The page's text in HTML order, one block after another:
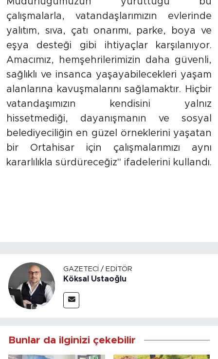
çalışmalarla, vatandaşlarımızın evlerinde
yalıtım, sıva, çatı onarımı, parke, boya ve
eşya desteği gibi ihtiyaçlar karşılanıyor.
Amacımız, hemşehrilerimizin daha güvenli,
sağlıklı ve insanca yaşayabilecekleri yaşam
alanlarına kavuşmalarını sağlamaktır. Hiçbir
vatandaşımızın kendisini yalnız
hissetmediği, dayanışmanın ve sosyal
belediyeciliğin en güzel örneklerini yaşatan
bir Ortahisar için çalışmalarımızı aynı
kararlılıkla sürdüreceğiz" ifadelerini kullandı.
GAZETECI / EDITÖR
Köksal Ustaoğlu
Bunlar da ilginizi çekebilir